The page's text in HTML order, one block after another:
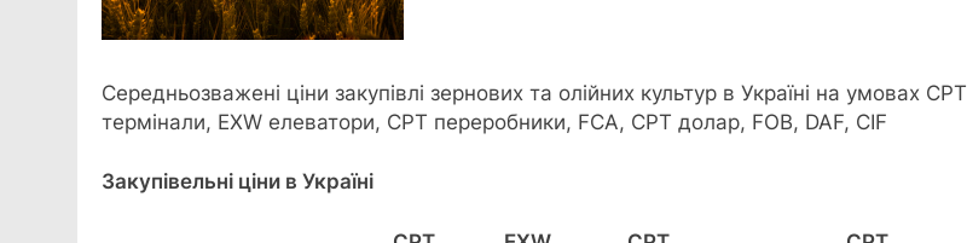
Середньозважені ціни закупівлі зернових та олійних культур в Україні на умовах CPT
термінали, EXW елеватори, CPT переробники, FCA, CPT долар, FOB, DAF, CIF
Закупівельні ціни в Україні